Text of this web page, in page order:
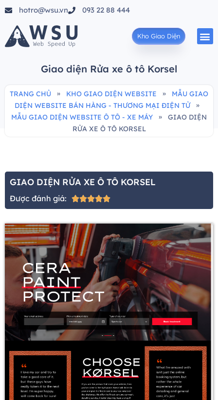
hotro@wsu.vn 093 22 88 444
Kho Giao Diện
Giao diện Rửa xe ô tô Korsel
TRANG CHỦ » KHO GIAO DIỆN WEBSITE »
MẪU GIAO
DIỆN WEBSITE BÁN HÀNG - THƯƠNG MẠI ĐIỆN TỬ
»
MẪU GIAO DIỆN WEBSITE Ô TÔ - XE MÁY
»
GIAO DIỆN
RỬA XE Ô TÔ KORSEL
GIAO DIỆN RỬA XE Ô TÔ KORSEL
Được đánh giá: 